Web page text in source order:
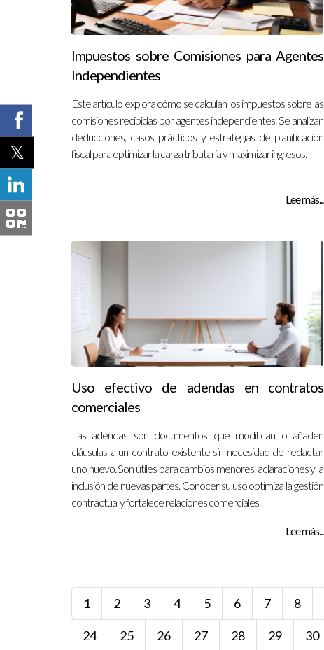
Impuestos sobre Comisiones para Agentes
Independientes
Este artículo explora cómo se calculan los impuestos sobre las
comisiones recibidas por agentes independientes. Se analizan
deducciones, casos prácticos y estrategias de planificación
fiscal para optimizar la carga tributaria y maximizar ingresos.
Lee más...
Uso efectivo de adendas en contratos
comerciales
Las adendas son documentos que modifican o añaden
cláusulas a un contrato existente sin necesidad de redactar
uno nuevo. Son útiles para cambios menores, aclaraciones y la
inclusión de nuevas partes. Conocer su uso optimiza la gestión
contractual y fortalece relaciones comerciales.
Lee más...
1 2 3 4 5 6 7 8
24 25 26 27 28 29 30